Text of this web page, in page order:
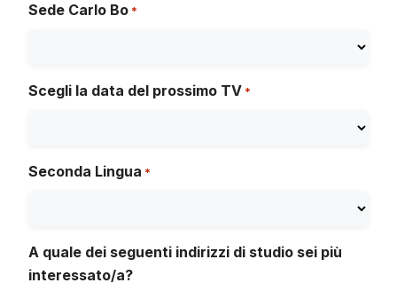
Sede Carlo Bo *
Scegli la data del prossimo TV *
Seconda Lingua *
A quale dei seguenti indirizzi di studio sei più
interessato/a?